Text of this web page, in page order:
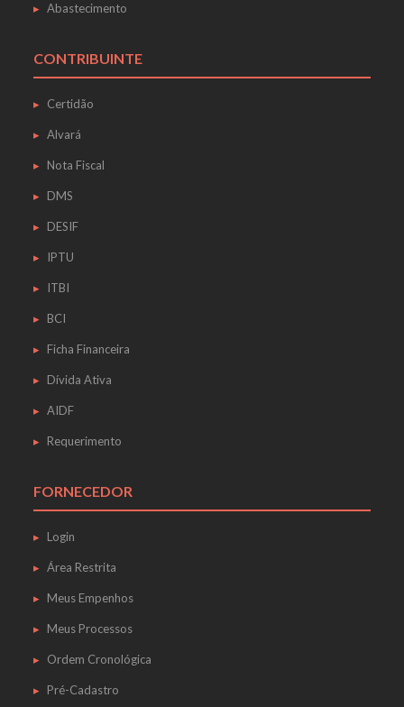
Abastecimento
CONTRIBUINTE
Certidão
Alvará
Nota Fiscal
DMS
DESIF
IPTU
ITBI
BCI
Ficha Financeira
Dívida Ativa
AIDF
Requerimento
FORNECEDOR
Login
Área Restrita
Meus Empenhos
Meus Processos
Ordem Cronológica
Pré-Cadastro